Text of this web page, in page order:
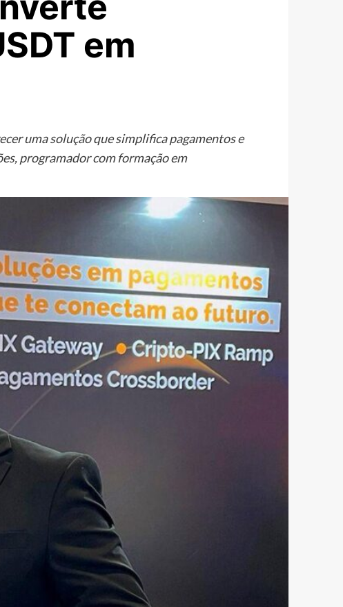
em
uma solução que simplifica pagamentos e
programador com formação em